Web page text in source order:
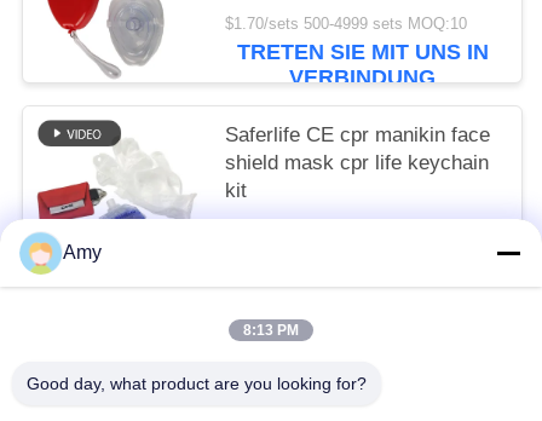
CPR-Atemmaske-Gesichts-
Schild
$1.70/sets 500-4999 sets MOQ:10
TRETEN SIE MIT UNS IN
VERBINDUNG
Saferlife CE cpr manikin face
shield mask cpr life keychain
kit
VERBINDUNG
Amy
8:13 PM
Good day, what product are you looking for?